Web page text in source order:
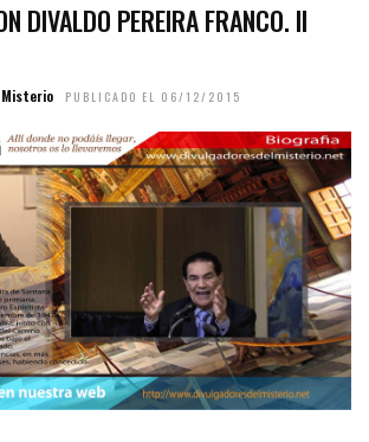
DIVALDO PEREIRA FRANCO. II
Misterio PUBLICADO EL 06/12/2015